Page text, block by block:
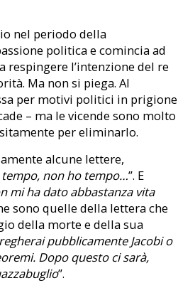
nel periodo della
politica e comincia ad
l’intenzione del re
Ma non si piega. Al
per motivi politici in prigione
– ma le vicende sono molto
per eliminarlo.
alcune lettere,
non ho tempo…”. E
mi ha dato abbastanza vita
sono quelle della lettera che
della morte e della sua
pubblicamente Jacobi o
Dopo questo ci sarà,
”.